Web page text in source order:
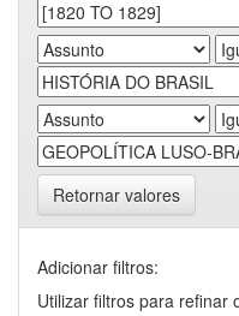
Retornar valores
Adicionar filtros:
Utilizar filtros para refinar